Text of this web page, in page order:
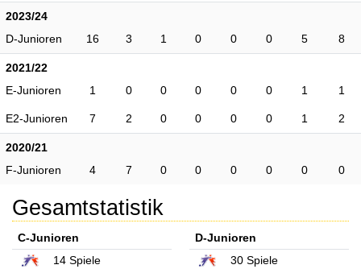
2023/24
D-Junioren
16 3 1 0 0 0 5 8
2021/22
E-Junioren
1 0 0 0 0 0 1 1
E2-Junioren 7 2 0 0 0 0 1 2
2020/21
F-Junioren
4 7 0 0 0 0 0 0
Gesamtstatistik
C-Junioren
14 Spiele
D-Junioren
30Spiele